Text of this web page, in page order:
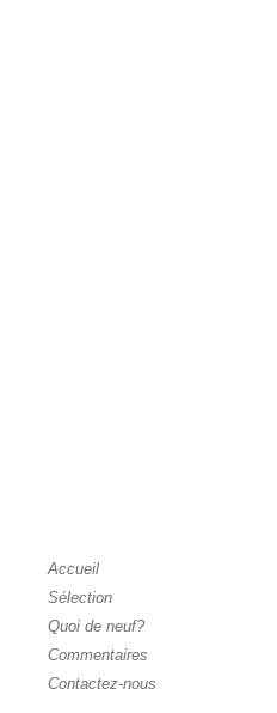
Accueil
Sélection
Quoi de neuf?
Commentaires
Contactez-nous